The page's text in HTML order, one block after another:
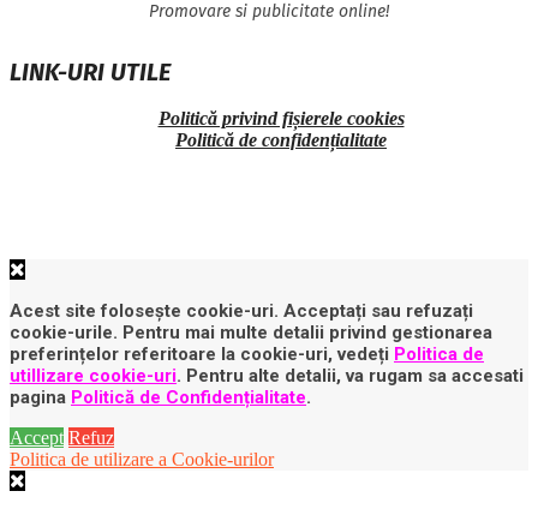
Promovare si publicitate online!
LINK-URI UTILE
Politică privind fișierele cookies
Politică de confidențialitate
Acest site folosește cookie-uri. Acceptați sau refuzați
cookie-urile. Pentru mai multe detalii privind gestionarea
preferințelor referitoare la cookie-uri, vedeți Politica de
utillizare cookie-uri. Pentru alte detalii, va rugam sa accesati
pagina Politică de Confidențialitate.
Accept Refuz
Politica de utilizare a Cookie-urilor